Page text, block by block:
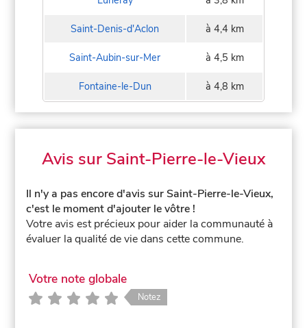
Saint-Denis-d'Aclon à 4,4 km
Saint-Aubin-sur-Mer à 4,5 km
Fontaine-le-Dun à 4,8 km
Avis sur Saint-Pierre-le-Vieux
Il n'y a pas encore d'avis sur Saint-Pierre-le-Vieux,
c'est le moment d'ajouter le vôtre !
Votre avis est précieux pour aider la communauté à
évaluer la qualité de vie dans cette commune.
Votre note globale
Notez